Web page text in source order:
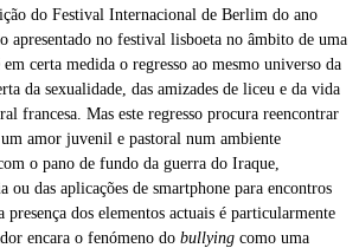
do Festival Internacional de Berlim do ano
apresentado no festival lisboeta no âmbito de uma
certa medida o regresso ao mesmo universo da
da sexualidade, das amizades de liceu e da vida
francesa. Mas este regresso procura reencontrar
amor juvenil e pastoral num ambiente
o pano de fundo da guerra do Iraque,
ou das aplicações de smartphone para encontros
presença dos elementos actuais é particularmente
encara o fenómeno do bullying como uma